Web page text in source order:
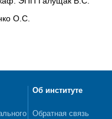
О.С.
Об институте
Обратная связь